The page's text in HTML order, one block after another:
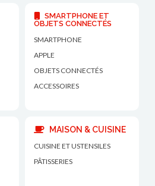
SMARTPHONE ET
OBJETS CONNECTÉS
SMARTPHONE
APPLE
OBJETS CONNECTÉS
ACCESSOIRES
MAISON & CUISINE
CUISINE ET USTENSILES
PÂTISSERIES